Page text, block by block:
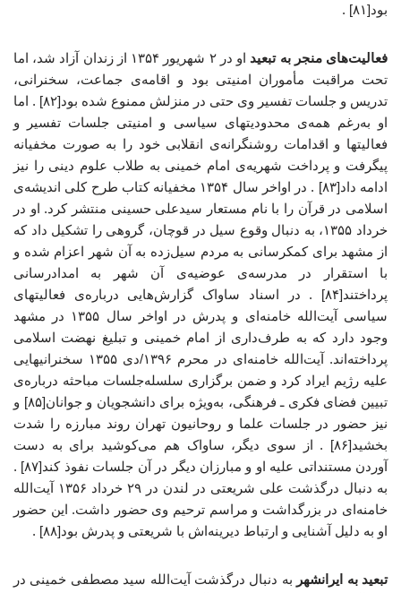
بود[۸۱] .
فعالیت‌های منجر به تبعید
او در ۲ شهریور ۱۳۵۴ از زندان آزاد شد، اما
تحت مراقبت مأموران امنیتی بود و اقامه‌ی جماعت، سخنرانی،
تدریس و جلسات تفسیر وی حتی در منزلش ممنوع شده بود[۸۲] . اما
او به‌رغم همه‌ی محدودیتهای سیاسی و امنیتی جلسات تفسیر و
فعالیتها و اقدامات روشنگرانه‌ی انقلابی خود را به صورت مخفیانه
پیگرفت و پرداخت شهریه‌ی امام خمینی به طلاب علوم دینی را نیز
ادامه داد[۸۳] . در اواخر سال ۱۳۵۴ مخفیانه کتاب طرح کلی اندیشه‌ی
اسلامی در قرآن را با نام مستعار سیدعلی حسینی منتشر کرد. او در
خرداد ۱۳۵۵، به دنبال وقوع سیل در قوچان، گروهی را تشکیل داد که
از مشهد برای کمکرسانی به مردم سیل‌زده به آن شهر اعزام شده و
با استقرار در مدرسه‌ی عوضیه‌ی آن شهر به امدادرسانی
پرداختند[۸۴] . در اسناد ساواک گزارش‌هایی درباره‌ی فعالیتهای
سیاسی آیت‌الله خامنه‌ای و پدرش در اواخر سال ۱۳۵۵ در مشهد
وجود دارد که به طرف‌داری از امام خمینی و تبلیغ نهضت اسلامی
پرداخته‌اند. آیت‌الله خامنه‌ای در محرم ۱۳۹۶/دی ۱۳۵۵ سخنرانیهایی
علیه رژیم ایراد کرد و ضمن برگزاری سلسله‌جلسات مباحثه درباره‌ی
تبیین فضای فکری ـ فرهنگی، به‌ویژه برای دانشجویان و جوانان[۸۵] و
نیز حضور در جلسات علما و روحانیون تهران روند مبارزه را شدت
بخشید[۸۶] . از سوی دیگر، ساواک هم می‌کوشید برای به دست
آوردن مستنداتی علیه او و مبارزان دیگر در آن جلسات نفوذ کند[۸۷] .
به دنبال درگذشت علی شریعتی در لندن در ۲۹ خرداد ۱۳۵۶ آیت‌الله
خامنه‌ای در بزرگداشت و مراسم ترحیم وی حضور داشت. این حضور
او به دلیل آشنایی و ارتباط دیرینه‌اش با شریعتی و پدرش بود[۸۸] .
تبعید به ایرانشهر به دنبال درگذشت آیت‌الله سید مصطفی خمینی در